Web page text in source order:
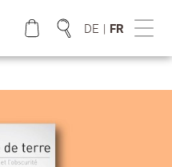
DE | FR